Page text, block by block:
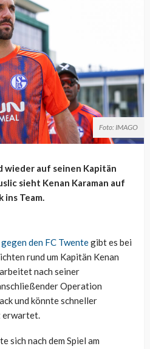
Foto: IMAGO
wieder auf seinen Kapitän
sieht Kenan Karaman auf
ins Team.
den FC Twentegibt es bei
rund um Kapitän Kenan
nach seiner
Operation
und könnte schneller
erwartet.
sich nach dem Spiel am